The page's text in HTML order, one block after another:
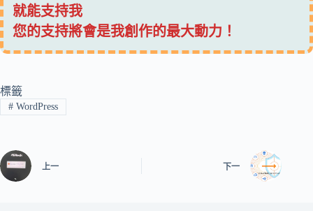
就能支持我
您的支持將會是我創作的最大動力！
標籤
#WordPress
上一 下一